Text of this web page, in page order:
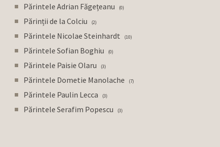
Părintele Adrian Făgețeanu 0
Părinții de la Colciu 2
Părintele Nicolae Steinhardt 10
Părintele Sofian Boghiu 0
Părintele Paisie Olaru 3
Părintele Dometie Manolache 7
Părintele Paulin Lecca 3
Părintele Serafim Popescu 3